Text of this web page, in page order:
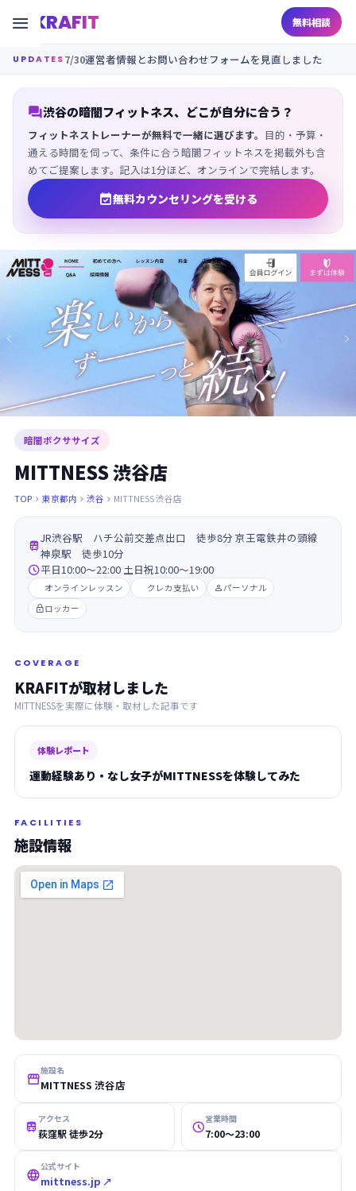
KRAFIT 無料相談

UPDATES 7/30運営者情報とお問い合わせフォームを見直しました
渋谷の暗闇フィットネス、どこが自分に合う？
フィットネストレーナーが無料で一緒に選びます。 目的・予算・
通える時間を伺って、条件に合う暗闇フィットネスを掲載外も含
めてご提案します。記入は1分ほど、オンラインで完結します。
無料カウンセリングを受ける
暗闇ボクササイズ
MITTNESS 渋谷店
TOP  東京都内  渋谷  MITTNESS 渋谷店

JR渋谷駅 ハチ公前交差点出口 徒歩8分 京王電鉄井の頭線
神泉駅 徒歩10分
平日10:00～22:00 土日祝10:00～19:00
オンラインレッスン クレカ支払い パーソナル
ロッカー
COVERAGE
KRAFITが取材しました
MITTNESSを実際に体験・取材した記事です
体験レポート
運動経験あり・なし女子がMITTNESSを体験してみた
FACILITIES
施設情報
施設名
MITTNESS 渋谷店
 アクセス
荻窪駅 徒歩2分 営業時間
7:00〜23:00
公式サイト
mittness.jp ↗